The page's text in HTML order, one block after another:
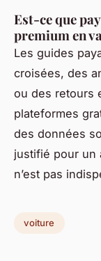
Est-ce que
premium en
Les guides
croisées, des
ou des retours
plateformes
des données
justifié pour un
n’est pas
voiture